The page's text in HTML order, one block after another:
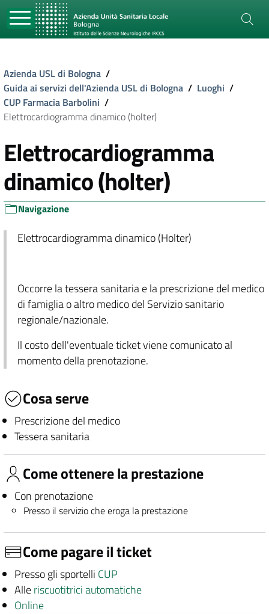
Azienda USL di Bologna /
Guida ai servizi dell'Azienda USL di Bologna / Luoghi /
CUP Farmacia Barbolini /
Elettrocardiogramma dinamico (holter)
Elettrocardiogramma
dinamico (holter)
Navigazione
Elettrocardiogramma dinamico (Holter)
Occorre la tessera sanitaria e la prescrizione del medico
di famiglia o altro medico del Servizio sanitario
regionale/nazionale.
Il costo dell'eventuale ticket viene comunicato al
momento della prenotazione.
Cosa serve
Prescrizione del medico
Tessera sanitaria
Come ottenere la prestazione
Con prenotazione
Presso il servizio che eroga la prestazione
Come pagare il ticket
Presso gli sportelli CUP
Alleriscuotitrici automatiche
Online